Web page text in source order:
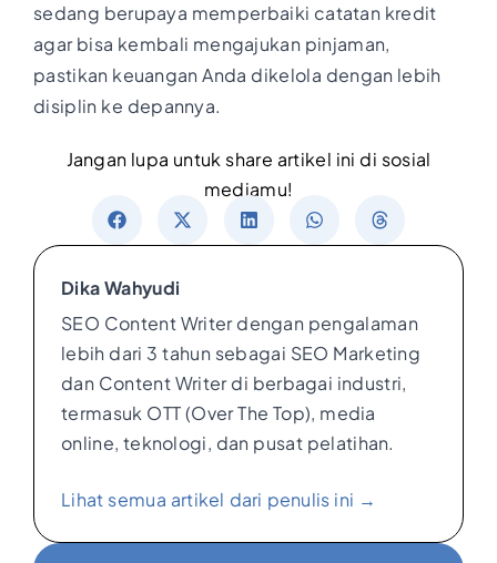
sedang berupaya memperbaiki catatan kredit
agar bisa kembali mengajukan pinjaman,
pastikan keuangan Anda dikelola dengan lebih
disiplin ke depannya.
Jangan lupa untuk share artikel ini di sosial
mediamu!
Dika Wahyudi
SEO Content Writer dengan pengalaman
lebih dari 3 tahun sebagai SEO Marketing
dan Content Writer di berbagai industri,
termasuk OTT (Over The Top), media
online, teknologi, dan pusat pelatihan.
Lihat semua artikel dari penulis ini →